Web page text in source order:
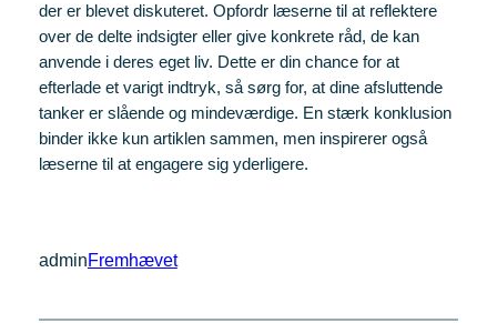
der er blevet diskuteret. Opfordr læserne til at reflektere
over de delte indsigter eller give konkrete råd, de kan
anvende i deres eget liv. Dette er din chance for at
efterlade et varigt indtryk, så sørg for, at dine afsluttende
tanker er slående og mindeværdige. En stærk konklusion
binder ikke kun artiklen sammen, men inspirerer også
læserne til at engagere sig yderligere.
adminFremhævet